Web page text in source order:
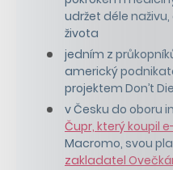
udržet déle
života
jedním z
americký
projektem Don’t Die
v Česku do oboru
Čupr, který koupil
Macromo, svou
zakladatel